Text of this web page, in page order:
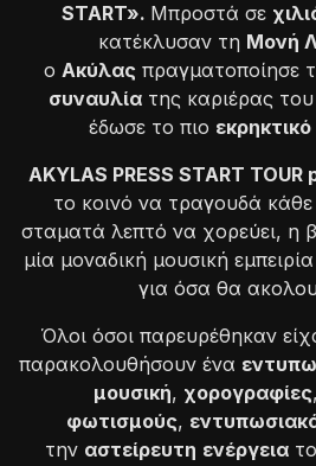
START». Μπροστά σε
κατέκλυσαν τη Μονή
ο Ακύλαςπραγματοποίησε
συναυλία της καριέρας
έδωσε το πιο εκρηκτικό
AKYLAS PRESS START
το κοινό να τραγουδά
σταματά λεπτό να χορεύει, η
μία μοναδική μουσική
για όσα θα
Όλοι όσοι παρευρέθηκαν
παρακολουθήσουν ένα
μουσική, χορογραφίες,
φωτισμούς,
την αστείρευτη ενέργεια